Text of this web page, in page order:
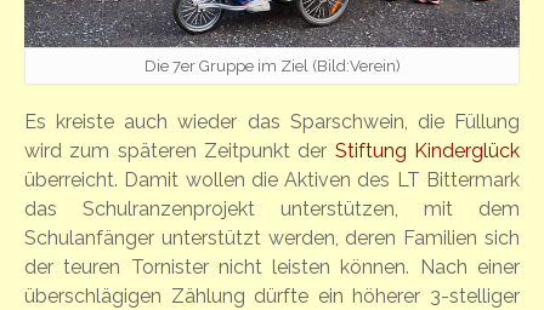
Die 7er Gruppe im Ziel (Bild:Verein)
Es kreiste auch wieder das Sparschwein, die Füllung
wird zum späteren Zeitpunkt der Stiftung Kinderglück
überreicht. Damit wollen die Aktiven des LT Bittermark
das Schulranzenprojekt unterstützen, mit dem
Schulanfänger unterstützt werden, deren Familien sich
der teuren Tornister nicht leisten können. Nach einer
überschlägigen Zählung dürfte ein höherer 3-stelliger